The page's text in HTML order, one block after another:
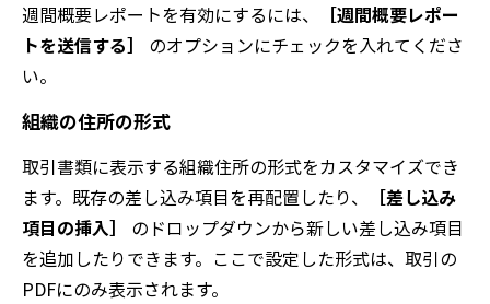
週間概要レポートを有効にするには、
［週間概要レポー
トを送信する］
のオプションにチェックを入れてくださ
い。
組織の住所の形式
取引書類に表示する組織住所の形式をカスタマイズでき
ます。既存の差し込み項目を再配置したり、
［差し込み
項目の挿入］
のドロップダウンから新しい差し込み項目
を追加したりできます。ここで設定した形式は、取引の
PDFにのみ表示されます。